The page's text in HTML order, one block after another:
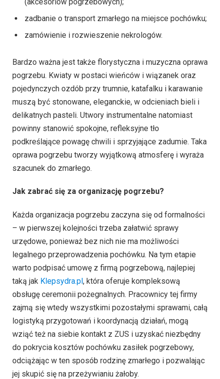
zadbanie o transport zmarłego na miejsce pochówku;
zamówienie i rozwieszenie nekrologów.
Bardzo ważna jest także florystyczna i muzyczna oprawa
pogrzebu. Kwiaty w postaci wieńców i wiązanek oraz
pojedynczych ozdób przy trumnie, katafalku i karawanie
muszą być stonowane, eleganckie, w odcieniach bieli i
delikatnych pasteli. Utwory instrumentalne natomiast
powinny stanowić spokojne, refleksyjne tło
podkreślające powagę chwili i sprzyjające zadumie. Taka
oprawa pogrzebu tworzy wyjątkową atmosferę i wyraża
szacunek do zmarłego.
Jak zabrać się za organizację pogrzebu?
Każda organizacja pogrzebu zaczyna się od formalności
– w pierwszej kolejności trzeba załatwić sprawy
urzędowe, ponieważ bez nich nie ma możliwości
legalnego przeprowadzenia pochówku. Na tym etapie
warto podpisać umowę z firmą pogrzebową, najlepiej
taką jak Klepsydra.pl, która oferuje kompleksową
obsługę ceremonii pożegnalnych. Pracownicy tej firmy
zajmą się wtedy wszystkimi pozostałymi sprawami, całą
logistyką przygotowań i koordynacją działań, mogą
wziąć też na siebie kontakt z ZUS i uzyskać niezbędny
do pokrycia kosztów pochówku zasiłek pogrzebowy,
odciążając w ten sposób rodzinę zmarłego i pozwalając
jej skupić się na przeżywianiu żałoby.